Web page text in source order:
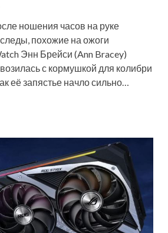
ношения часов на руке
похожие на ожоги
Энн Брейси (Ann Bracey)
с кормушкой для колибри
её запястье начло сильно…